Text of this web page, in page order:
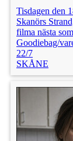
Tisdagen den
Skanörs
filma nästa
Goodiebag/
22/7
SKÅNE